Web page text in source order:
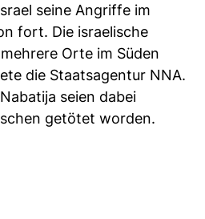
seine Angriffe im
fort. Die israelische
Orte im Süden
die Staatsagentur NNA.
seien dabei
getötet worden.